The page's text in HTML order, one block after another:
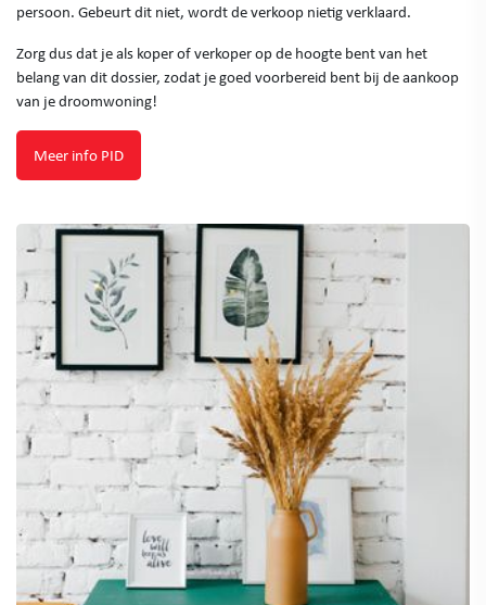
persoon. Gebeurt dit niet, wordt de verkoop nietig verklaard.
Zorg dus dat je als koper of verkoper op de hoogte bent van het
belang van dit dossier, zodat je goed voorbereid bent bij de aankoop
van je droomwoning!
Meer info PID